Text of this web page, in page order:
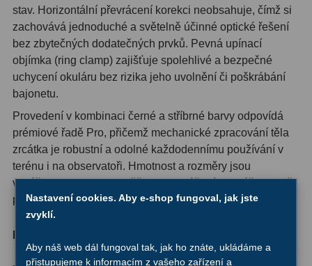
Montáže93
Azimutální AZ5
Paralaktické EQ19
Fotografické montáže
Stativy a pilíře3
Objímky 10
Upínací prvky
Závaží3
stav. Horizontální převrácení korekci neobsahuje, čímž si
zachovává jednoduché a světelně účinné optické řešení
bez zbytečných dodatečných prvků. Pevná upínací
objímka (ring clamp) zajišťuje spolehlivé a bezpečné
uchycení okuláru bez rizika jeho uvolnění či poškrábání
bajonetu.
Provedení v kombinaci černé a stříbrné barvy odpovídá
prémiové řadě Pro, přičemž mechanické zpracování těla
zrcátka je robustní a odolné každodennímu používání v
terénu i na observatoři. Hmotnost a rozměry jsou
vyváženy tak, aby nezatěžovaly vyvážení montáže ani při
použití těžších 2″ okulárů.
Nastavení cookies. Aby e-shop fungoval, jak jste
zvyklí.
Aby náš web dál fungoval tak, jak ho znáte, ukládáme a
přistupujeme k informacím z vašeho zařízení a